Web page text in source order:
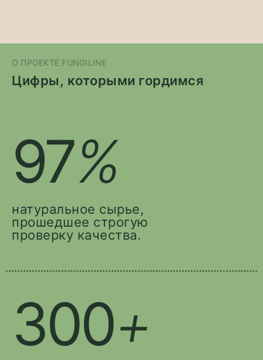
О ПРОЕКТЕ FUNGILINE
Цифры, которыми гордимся
97%
натуральное сырье,
прошедшее строгую
проверку качества.
300+